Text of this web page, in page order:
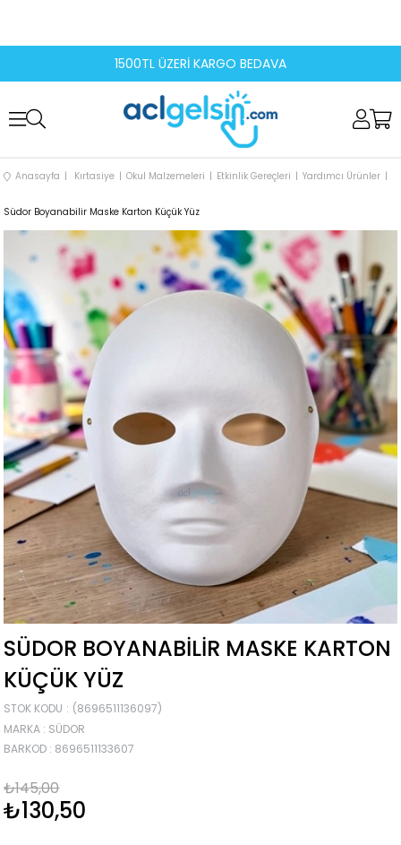
1500TL ÜZERİ KARGO BEDAVA
Anasayfa Kırtasiye Okul Malzemeleri Etkinlik Gereçleri Yardımcı Ürünler
Südor Boyanabilir Maske Karton Küçük Yüz
SÜDOR BOYANABILIR MASKE KARTON
KÜÇÜK YÜZ
STOK KODU
(8696511136097)
MARKA : SÜDOR
BARKOD : 8696511133607
₺145,00
₺130,50